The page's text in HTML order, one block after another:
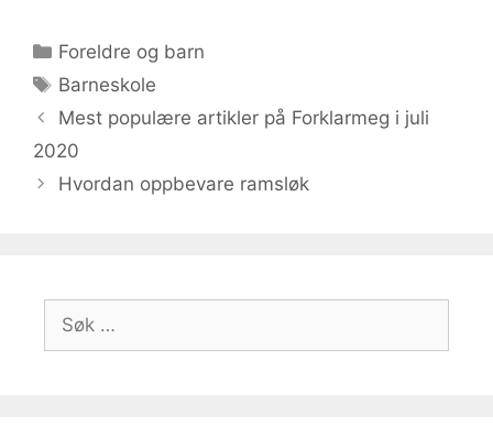
Kategorier
Foreldre og barn
Stikkord
Barneskole
Mest populære artikler på Forklarmeg i juli
2020
Hvordan oppbevare ramsløk
etter: